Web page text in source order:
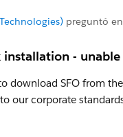
preguntó en
installation -
download SFO from
our corporate